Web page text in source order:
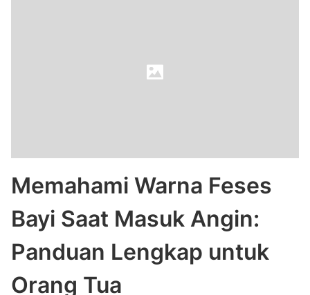
Memahami Warna Feses
Bayi Saat Masuk Angin:
Panduan Lengkap untuk
Orang Tua